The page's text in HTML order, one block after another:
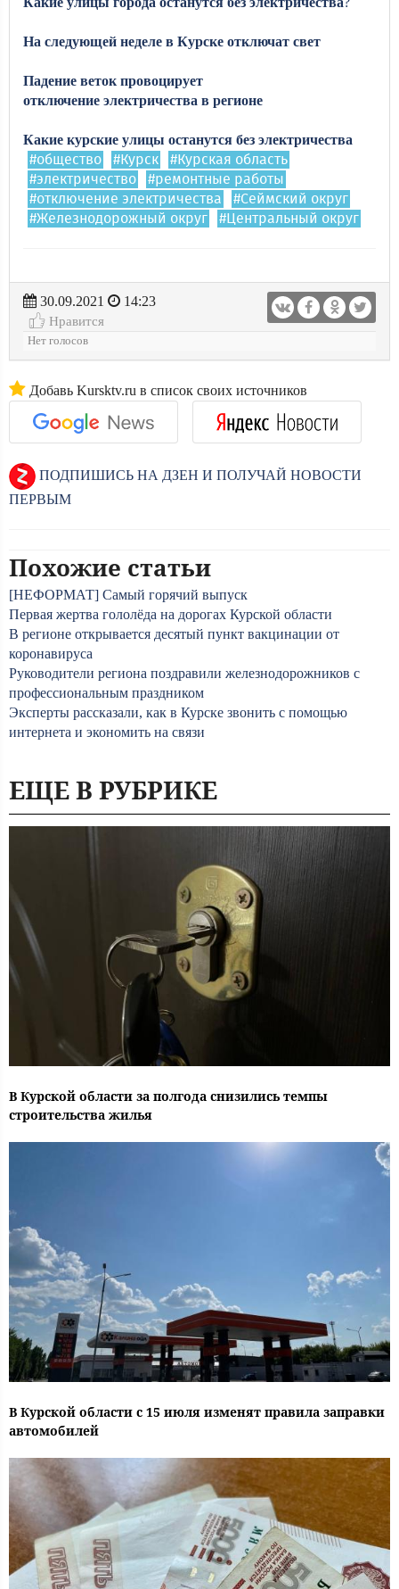
На следующей неделе в Курске отключат свет
Падение веток провоцирует
отключение электричества в регионе
Какие курские улицы останутся без электричества
#общество #Курск
#Курская область
#электричество
#ремонтные работы
#отключение электричества
#Сеймский округ
#Железнодорожный округ
#Центральный округ
30.09.2021
14:23
Нравится
Нет голосов
Добавь Kursktv.ru в список своих источников
ПОДПИШИСЬ НА ДЗЕН И ПОЛУЧАЙ НОВОСТИ
ПЕРВЫМ
Похожие статьи
[НЕФОРМАТ] Самый горячий выпуск
Первая жертва гололёда на дорогах Курской области
В регионе открывается десятый пункт вакцинации от
коронавируса
Руководители региона поздравили железнодорожников с
профессиональным праздником
Эксперты рассказали, как в Курске звонить с помощью
интернета и экономить на связи
ЕЩЕ В РУБРИКЕ
В Курской области за полгода снизились темпы
строительства жилья
В Курской области с 15 июля изменят правила заправки
автомобилей